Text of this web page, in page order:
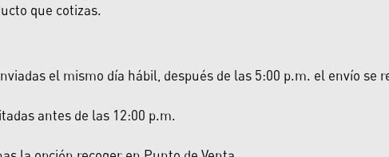
que cotizas.
el mismo día hábil, después de las 5:00 p.m. el envío se
antes de las 12:00 p.m.